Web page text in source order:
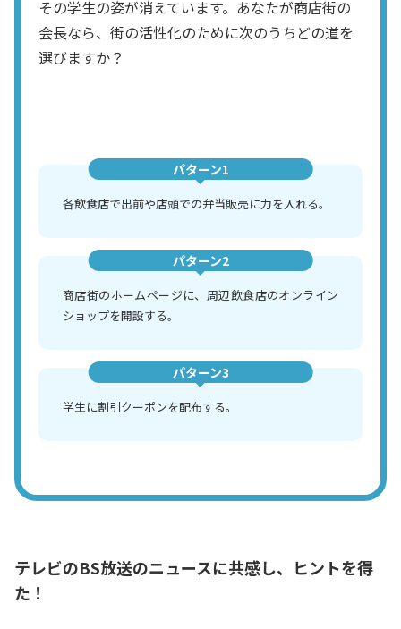
その学生の姿が消えています。あなたが商店街の
会長なら、街の活性化のために次のうちどの道を
選びますか？
パターン1
各飲食店で出前や店頭での弁当販売に力を入れる。
パターン2
商店街のホームページに、周辺飲食店のオンライン
ショップを開設する。
パターン3
学生に割引クーポンを配布する。
テレビのBS放送のニュースに共感し、ヒントを得
た！